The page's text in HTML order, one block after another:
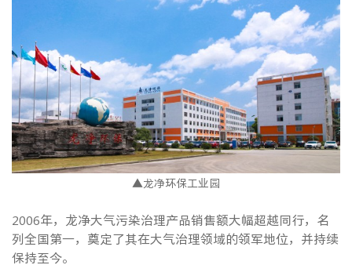
▲龙净环保工业园
2006年，龙净大气污染治理产品销售额大幅超越同行，名
列全国第一，奠定了其在大气治理领域的领军地位，并持续
保持至今。